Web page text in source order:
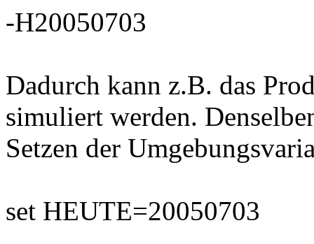
-H20050703
Dadurch kann z.B. das
simuliert werden.
Setzen der
set HEUTE=20050703